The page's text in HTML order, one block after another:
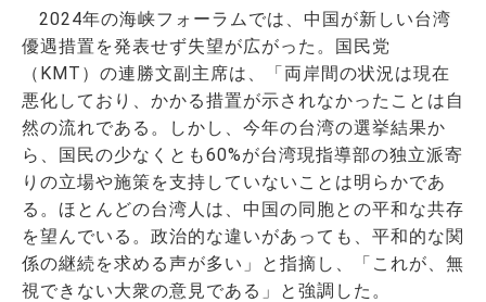
2024年の海峡フォーラムでは、中国が新しい台湾
優遇措置を発表せず失望が広がった。国民党
（KMT）の連勝文副主席は、「両岸間の状況は現在
悪化しており、かかる措置が示されなかったことは自
然の流れである。しかし、今年の台湾の選挙結果か
ら、国民の少なくとも60%が台湾現指導部の独立派寄
りの立場や施策を支持していないことは明らかであ
る。ほとんどの台湾人は、中国の同胞との平和な共存
を望んでいる。政治的な違いがあっても、平和的な関
係の継続を求める声が多い」と指摘し、
「これが、無
視できない大衆の意見である」と強調した。